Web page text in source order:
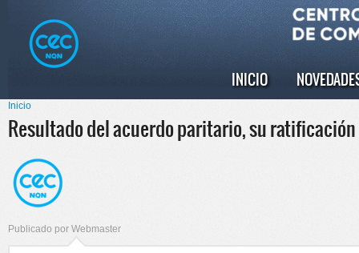
principal
Menú principal
INICIO
Se encuentra usted aquí
Inicio
Resultado del acuerdo paritario, su
Publicado por Webmaster